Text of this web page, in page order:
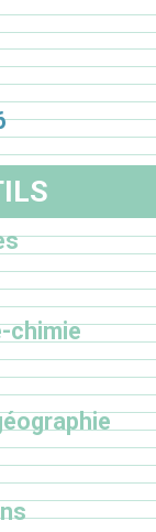
chimie